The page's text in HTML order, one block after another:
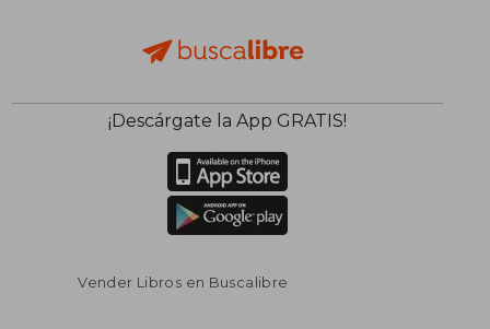
¡Descárgate la App GRATIS!
Vender Libros en Buscalibre